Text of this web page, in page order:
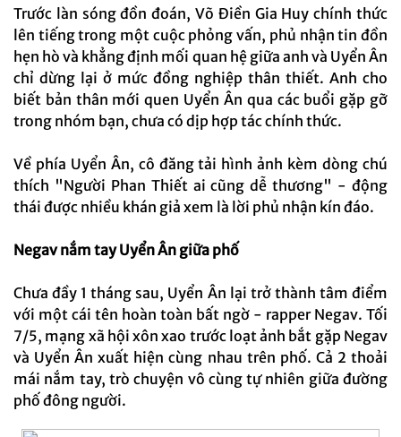
Trước làn sóng đồn đoán, Võ Điền Gia Huy chính thức
lên tiếng trong một cuộc phỏng vấn, phủ nhận tin đồn
hẹn hò và khẳng định mối quan hệ giữa anh và Uyển Ân
chỉ dừng lại ở mức đồng nghiệp thân thiết. Anh cho
biết bản thân mới quen Uyển Ân qua các buổi gặp gỡ
trong nhóm bạn, chưa có dịp hợp tác chính thức.
Về phía Uyển Ân, cô đăng tải hình ảnh kèm dòng chú
thích "Người Phan Thiết ai cũng dễ thương" - động
thái được nhiều khán giả xem là lời phủ nhận kín đáo.
Negav nắm tay Uyển Ân giữa phố
Chưa đầy 1 tháng sau, Uyển Ân lại trở thành tâm điểm
với một cái tên hoàn toàn bất ngờ - rapper Negav. Tối
7/5, mạng xã hội xôn xao trước loạt ảnh bắt gặp Negav
và Uyển Ân xuất hiện cùng nhau trên phố. Cả 2 thoải
mái nắm tay, trò chuyện vô cùng tự nhiên giữa đường
phố đông người.